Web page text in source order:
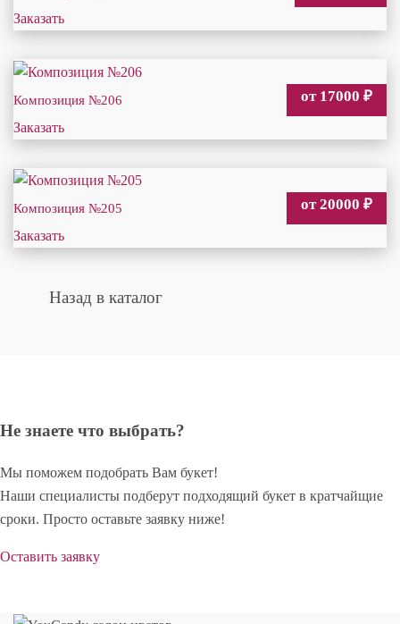
Заказать
Композиция №206 от 17000 ₽
Заказать
Композиция №205 от 20000 ₽
Заказать
Назад в каталог
Не знаете что выбрать?
Мы поможем подобрать Вам букет!
Наши специалисты подберут подходящий букет в кратчайщие
сроки. Просто оставьте заявку ниже!
Оставить заявку